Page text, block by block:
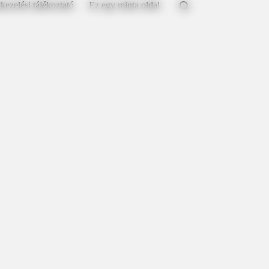
tájékoztató Ez egy minta oldal